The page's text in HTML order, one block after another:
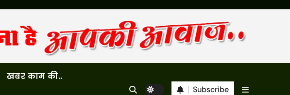
खबर काम की..
Subscribe